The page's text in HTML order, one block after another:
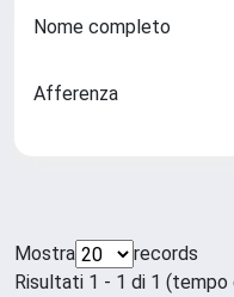
Nome completo
Afferenza
Mostra
records
Risultati 1 - 1 di 1 (tempo